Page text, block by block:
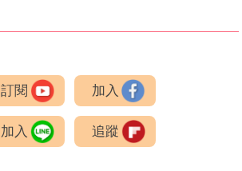
訂閱 加入
加入 追蹤